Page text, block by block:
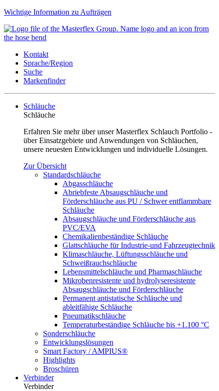
Wichtige Information zu Aufträgen
Kontakt
Sprache/Region
Suche
Markenfinder
Schläuche
Schläuche
Erfahren Sie mehr über unser Masterflex Schlauch Portfolio -
über Einsatzgebiete und Anwendungen von Schläuchen,
unsere neuesten Entwicklungen und individuelle Lösungen.
Zur Übersicht
Standardschläuche
Abgasschläuche
Abriebfeste Absaugschläuche und
Förderschläuche aus PU / Schwer entflammbare
Schläuche
Absaugschläuche und Förderschläuche aus
PVC/EVA
Chemikalienbeständige Schläuche
Glattschläuche für Industrie-und Fahrzeugtechnik
Klimaschläuche, Lüftungsschläuche und
Schweißrauchschläuche
Lebensmittelschläuche und Pharmaschläuche
Mikrobenresistente und hydrolyseresistente
Absaugschläuche und Förderschläuche
Permanent antistatische Schläuche und
ableitfähige Schläuche
Pneumatikschläuche
Temperaturbeständige Schläuche bis +1.100 °C
Sonderschläuche
Entwicklungslösungen
Smart Factory / AMPIUS®
Highlights
Broschüren
Verbinder
Verbinder